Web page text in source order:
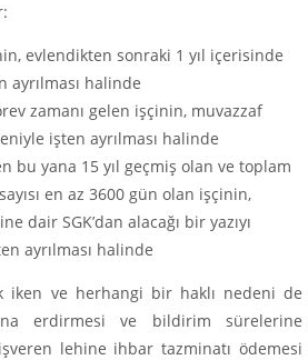
evlendikten sonraki 1 yıl içerisinde
ayrılması halinde
zamanı gelen işçinin, muvazzaf
işten ayrılması halinde
bu yana 15 yıl geçmiş olan ve toplam
en az 3600 gün olan işçinin,
dair SGK’dan alacağı bir yazıyı
ayrılması halinde
iken ve herhangi bir haklı nedeni de
erdirmesi ve bildirim sürelerine
lehine ihbar tazminatı ödemesi